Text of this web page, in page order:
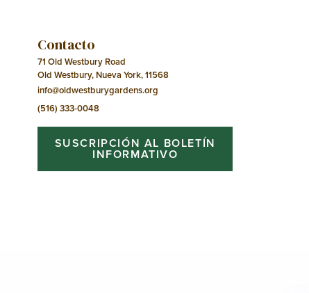
Contacto
71 Old Westbury Road
Old Westbury, Nueva York, 11568
info@oldwestburygardens.org
(516) 333-0048
SUSCRIPCIÓN AL BOLETÍN
INFORMATIVO